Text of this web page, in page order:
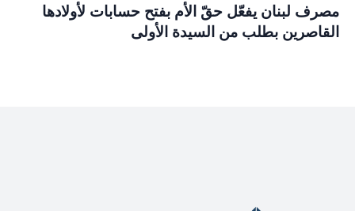
مصرف لبنان يفعّل حقّ الأم بفتح حسابات لأولادها
القاصرين بطلب من السيدة الأولى